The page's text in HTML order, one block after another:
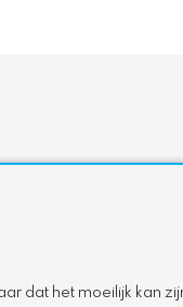
dat het moeilijk kan